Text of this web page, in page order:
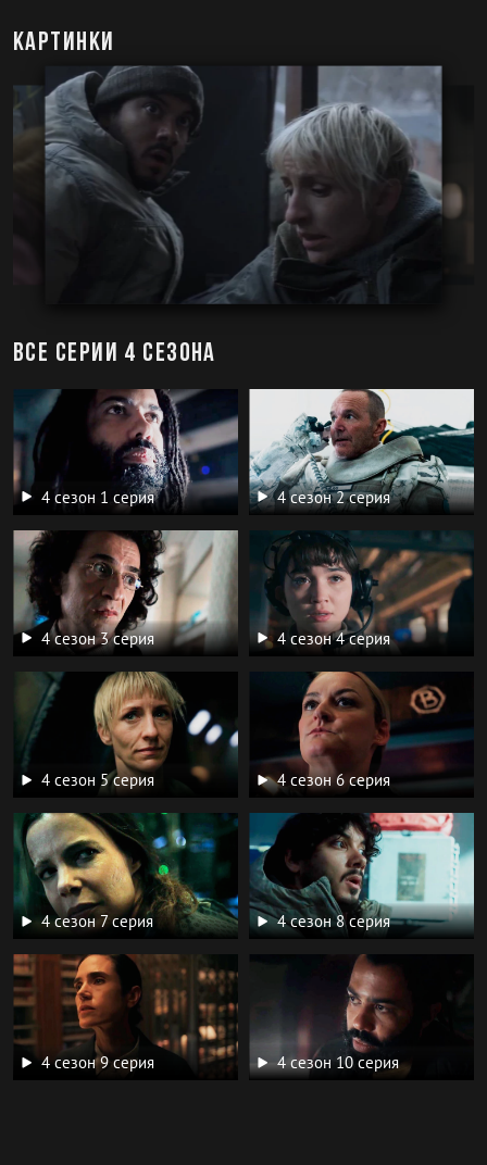
Картинки
Все серии 4 сезона
4 сезон 1 серия 4 сезон 2 серия
4 сезон 3 серия 4 сезон 4 серия
4 сезон 5 серия 4 сезон 6 серия
4 сезон 7 серия 4 сезон 8 серия
4 сезон 9 серия 4 сезон 10 серия